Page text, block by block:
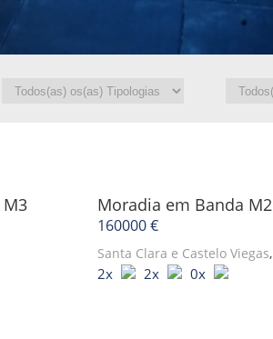
M3 Moradia em Banda M2
160000 €
Santa Clara e Castelo Viegas,
2x 2x 0x